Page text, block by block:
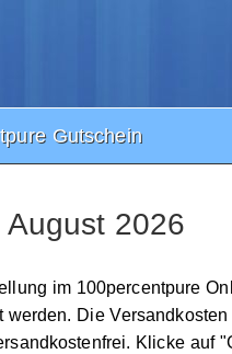
Gutschein
2026
im 100percentpure
Die
Klicke auf